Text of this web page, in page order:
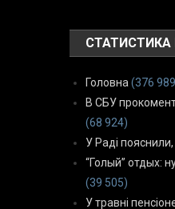
СТАТИСТИКА
Головна (376
В СБУ
(68 924)
У Раді пояснили,
“Голый” отдых:
(39 505)
У травні